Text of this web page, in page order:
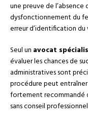
une preuve de l’absence
dysfonctionnement du
erreur d’identification du
Seul un avocat
évaluer les chances de
administratives sont
procédure peut
fortement recommandé
sans conseil